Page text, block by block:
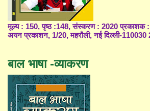
मूल्य : 150, पृष्ठ :148, संस्करण : 2020 प्रकाशक :
अयन प्रकाशन, 1/20, महरौली, नई दिल्ली-110030
बाल भाषा -व्याकरण